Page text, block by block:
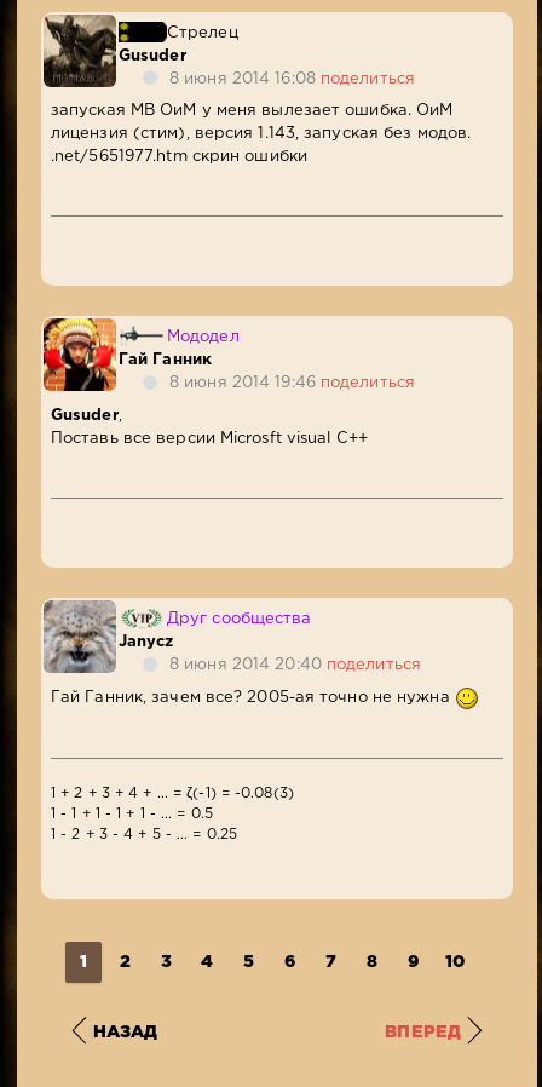
Стрелец
Gusuder
8 июня 2014 16:08 поделиться
запуская MB ОиМ у меня вылезает ошибка. ОиМ
лицензия (стим), версия 1.143, запуская без модов.
.net/5651977.htm скрин ошибки
Мододел
Гай Ганник
8 июня 2014 19:46 поделиться
Gusuder,
Поставь все версии Microsft visual C++
Друг сообщества
Janycz
8 июня 2014 20:40 поделиться
Гай Ганник, зачем все? 2005-ая точно не нужна
1 + 2 + 3 + 4 + ... = ζ(-1) = -0.08(3)
1 - 1 + 1 - 1 + 1 - ... = 0.5
1 - 2 + 3 - 4 + 5 - ... = 0.25
1 2 3 4 5 6 7 8 9 10
НАЗАД ВПЕРЕД